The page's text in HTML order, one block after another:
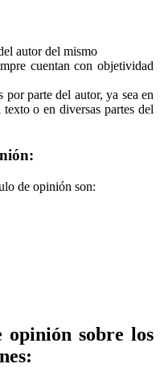
autor del mismo
cuentan con objetividad
por parte del autor, ya sea en
o en diversas partes del
de opinión son:
sobre los